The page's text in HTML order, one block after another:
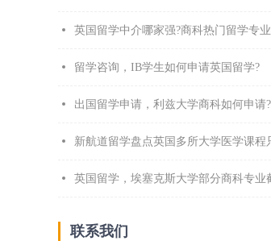
英国留学中介哪家强?商科热门留学专
留学咨询，IB学生如何申请英国留学?
出国留学申请，利兹大学商科如何申请?
新航道留学盘点英国多所大学医学课程
英国留学，埃塞克斯大学部分商科专业
联系我们